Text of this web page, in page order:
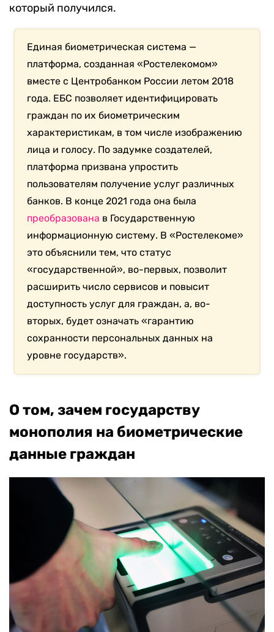
который получился.
Единая биометрическая система —
платформа, созданная «Ростелекомом»
вместе с Центробанком России летом 2018
года. ЕБС позволяет идентифицировать
граждан по их биометрическим
характеристикам, в том числе изображению
лица и голосу. По задумке создателей,
платформа призвана упростить
пользователям получение услуг различных
банков. В конце 2021 года она была
преобразована в Государственную
информационную систему. В «Ростелекоме»
это объяснили тем, что статус
«государственной», во-первых, позволит
расширить число сервисов и повысит
доступность услуг для граждан, а, во-
вторых, будет означать «гарантию
сохранности персональных данных на
уровне государств».
О том, зачем государству
монополия на биометрические
данные граждан